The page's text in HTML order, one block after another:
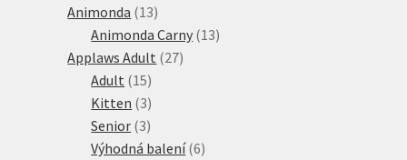
Animonda 1313
produktů
Animonda Carny 1313
Applaws Adult 2727
Adult 1515
produktů
Kitten 33
produkty
Senior 33
produkty
Výhodná balení 66